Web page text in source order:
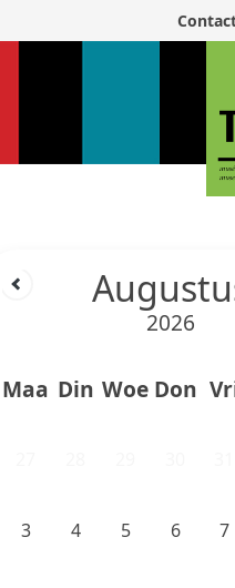
2026
Maa Din Woe Don
3 4 5 6 7